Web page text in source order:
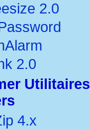
2.0
2.0
Utilitaires
4.x